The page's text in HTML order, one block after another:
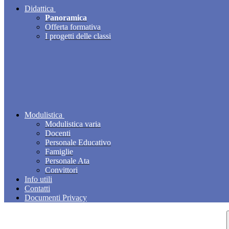
Didattica
Panoramica
Offerta formativa
I progetti delle classi
Modulistica
Modulistica varia
Docenti
Personale Educativo
Famiglie
Personale Ata
Convittori
Info utili
Contatti
Documenti Privacy